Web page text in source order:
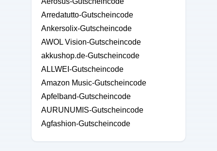
Arredatutto-Gutscheincode
Ankersolix-Gutscheincode
AWOL Vision-Gutscheincode
akkushop.de-Gutscheincode
ALLWEI-Gutscheincode
Amazon Music-Gutscheincode
Apfelband-Gutscheincode
AURUNUMIS-Gutscheincode
Agfashion-Gutscheincode